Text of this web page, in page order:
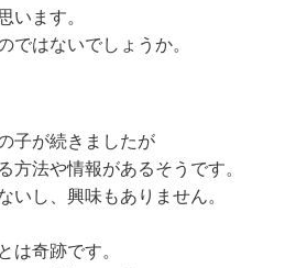
います。
ではないでしょうか。
子が続きましたが
方法や情報があるそうです。
いし、興味もありません。
は奇跡です。